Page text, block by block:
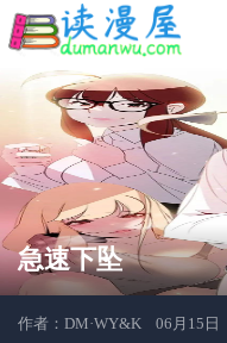
急速下坠
作者：DM·WY&K 06月15日